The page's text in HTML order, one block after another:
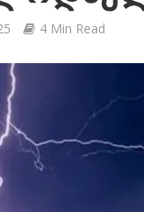
4 Min Read